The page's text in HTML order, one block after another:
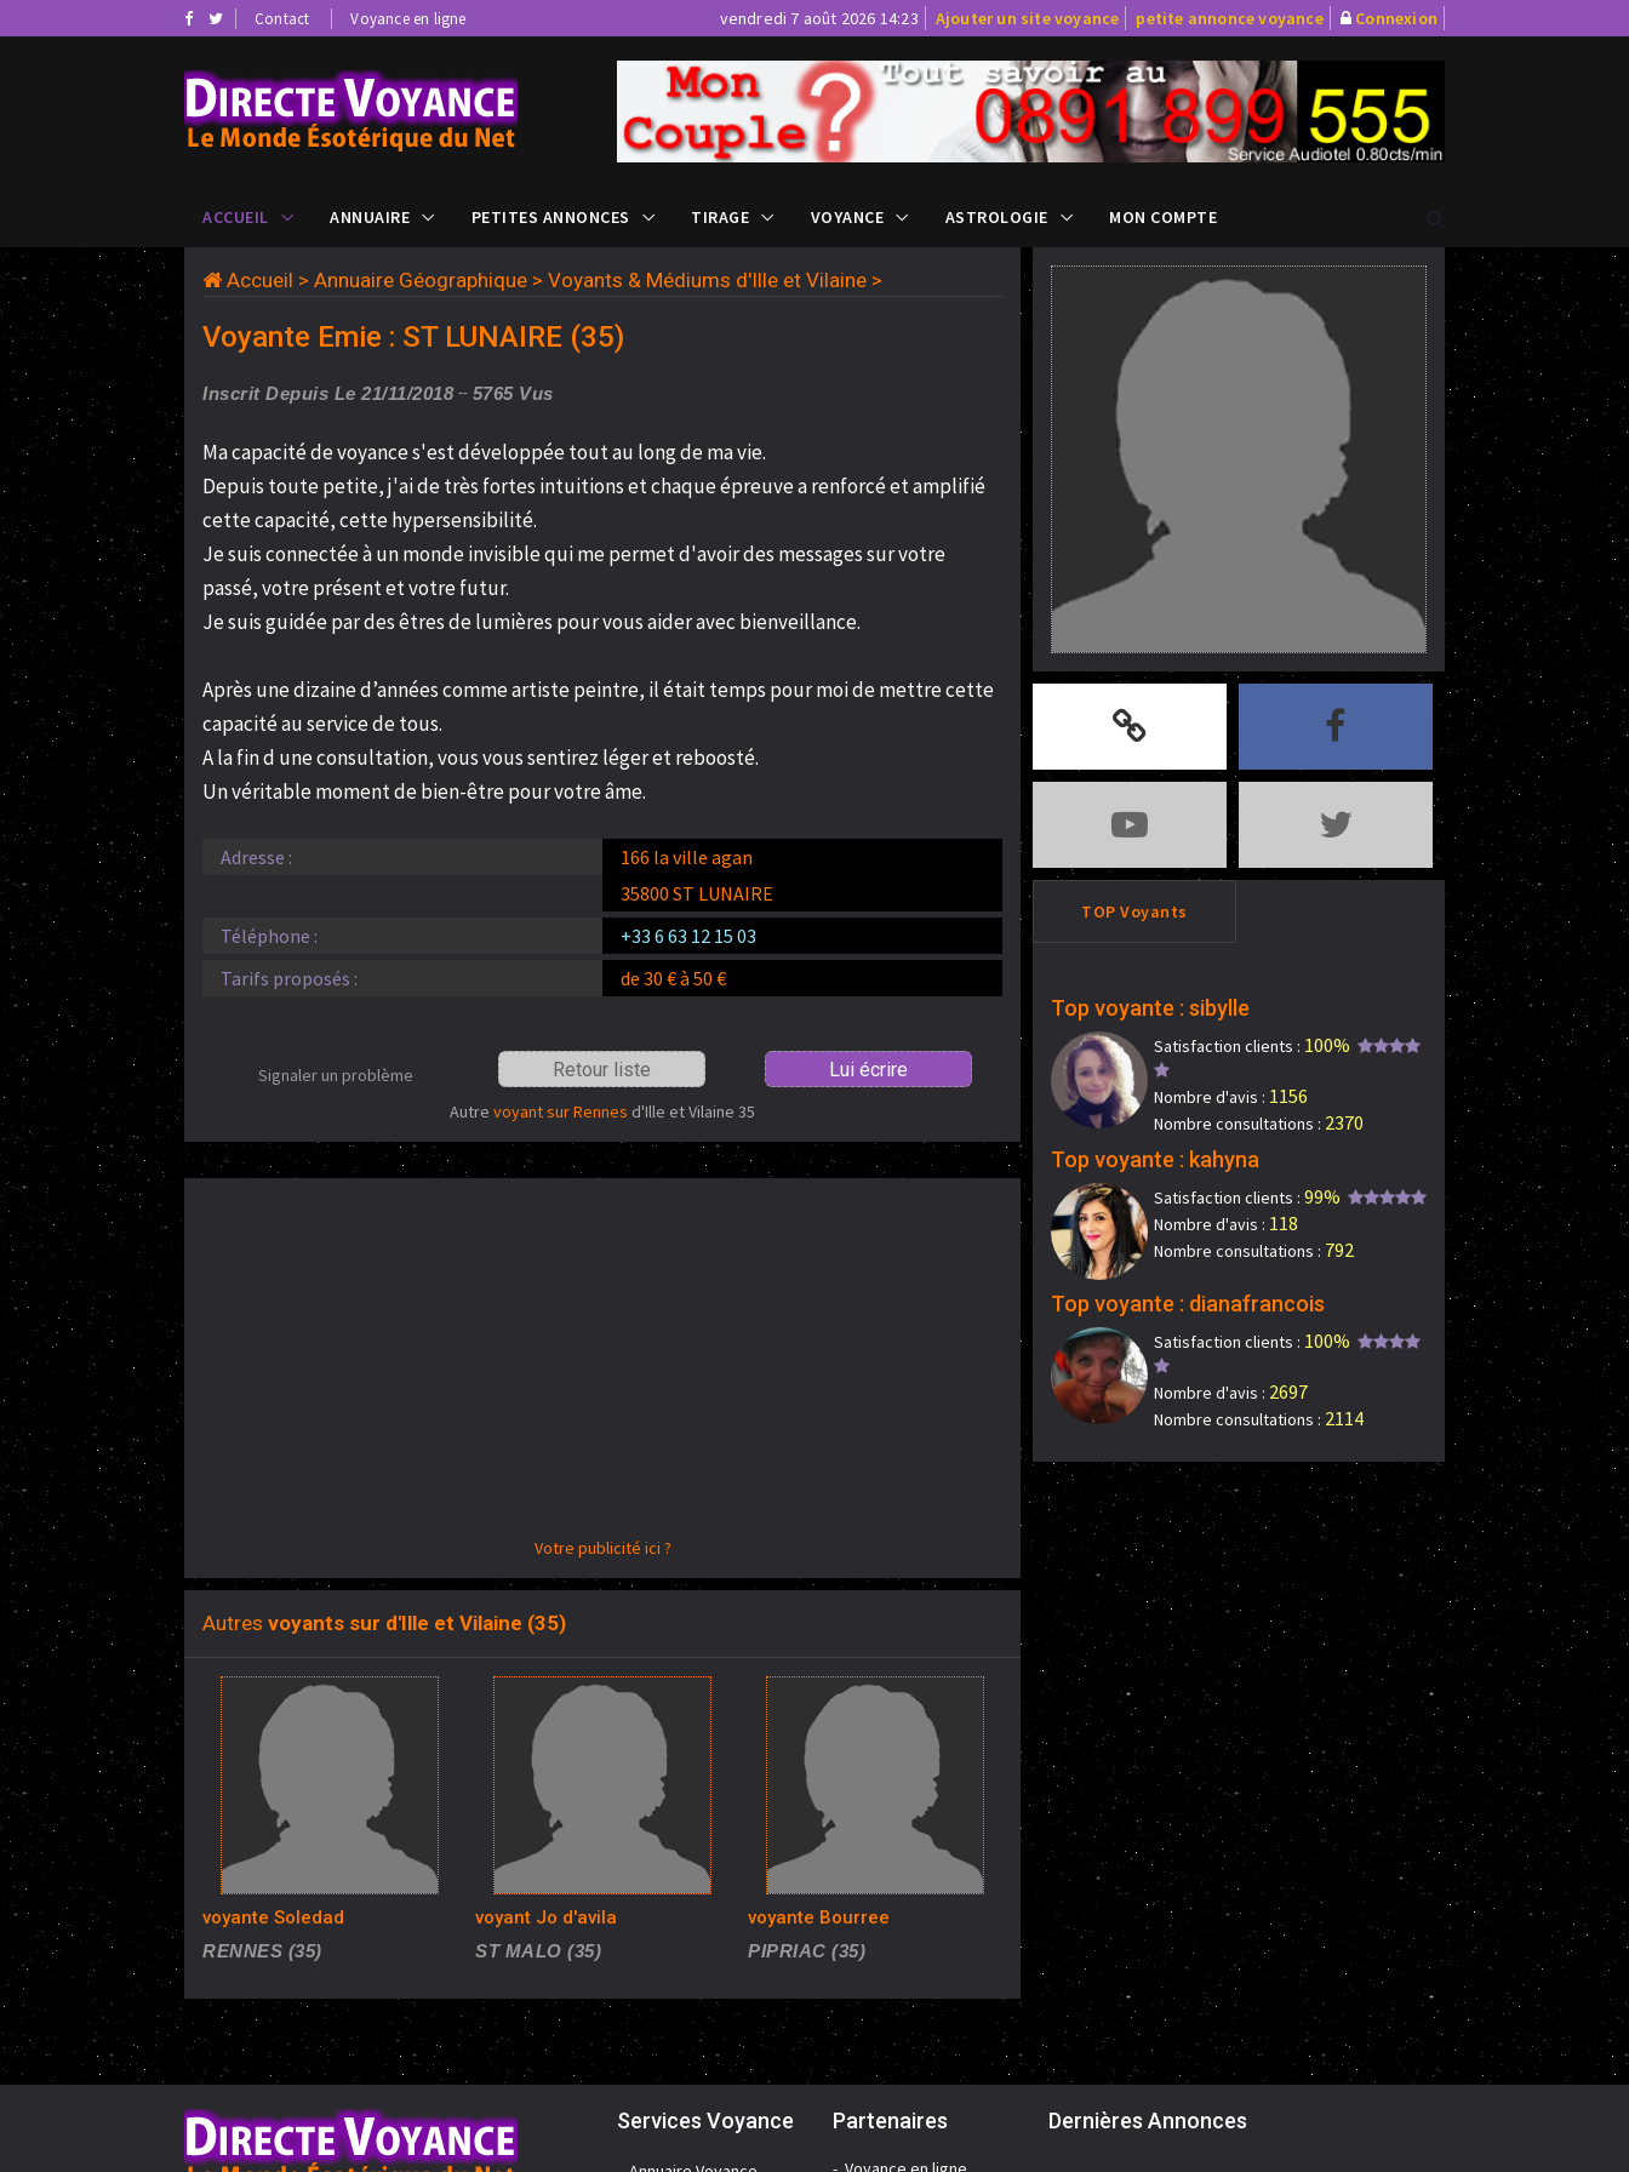
Contact Voyance en ligne vendredi 7 août 2026 14:23 Ajouter un site voyance petite annonce voyance Connexion
ACCUEIL ANNUAIRE PETITES ANNONCES TIRAGE VOYANCE ASTROLOGIE MON COMPTE
Accueil > Annuaire Géographique > Voyants & Médiums d'Ille et Vilaine >
Voyante Emie : ST LUNAIRE (35)
Inscrit Depuis Le 21/11/2018 5765 Vus
Ma capacité de voyance s'est développée tout au long de ma vie.
Depuis toute petite, j'ai de très fortes intuitions et chaque épreuve a renforcé et amplifié
cette capacité, cette hypersensibilité.
Je suis connectée à un monde invisible qui me permet d'avoir des messages sur votre
passé, votre présent et votre futur.
Je suis guidée par des êtres de lumières pour vous aider avec bienveillance.
Après une dizaine d’années comme artiste peintre, il était temps pour moi de mettre cette
capacité au service de tous.
A la fin d une consultation, vous vous sentirez léger et reboosté.
Un véritable moment de bien-être pour votre âme.
Adresse :
166 la ville agan
35800 ST LUNAIRE
Téléphone :
+33 6 63 12 15 03
Tarifs proposés :
de 30 € à 50 €
Signaler un problème Retour liste Lui écrire
Autre voyant sur Rennes d'Ille et Vilaine 35
Votre publicité ici ?
Autres voyants sur d'Ille et Vilaine (35)
voyante Soledad
RENNES (35)
voyant Jo d'avila
ST MALO (35)
voyante Bourree
PIPRIAC (35)
TOP Voyants
Top voyante : sibylle
Satisfaction clients : 100%
Nombre d'avis : 1156
Nombre consultations : 2370
Top voyante : kahyna
Satisfaction clients : 99%
Nombre d'avis : 118
Nombre consultations : 792
Top voyante : dianafrancois
Satisfaction clients : 100%
Nombre d'avis : 2697
Nombre consultations : 2114
Services Voyance Partenaires Dernières Annonces